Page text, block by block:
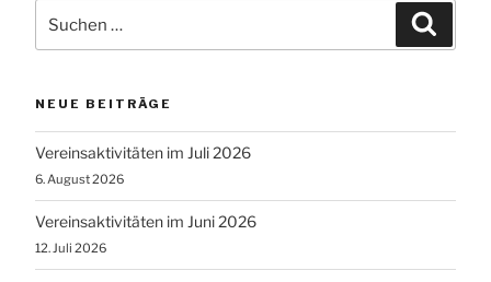
nach:
NEUE BEITRÄGE
Vereinsaktivitäten im Juli 2026
6. August 2026
Vereinsaktivitäten im Juni 2026
12. Juli 2026